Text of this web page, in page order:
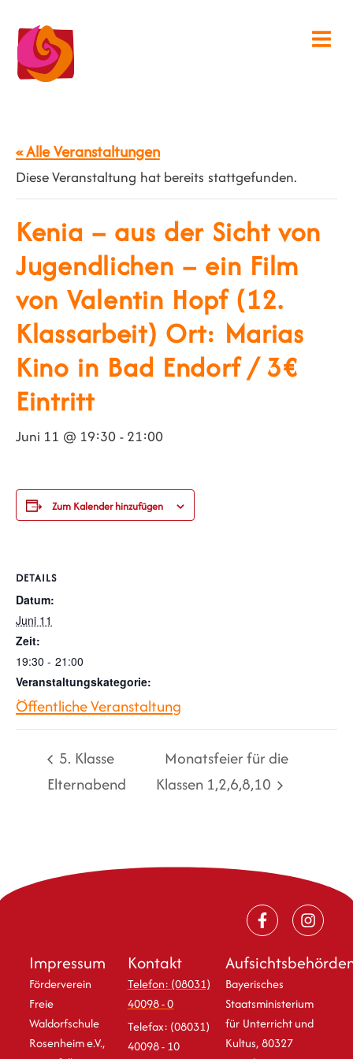
« Alle Veranstaltungen
Diese Veranstaltung hat bereits stattgefunden.
Kenia – aus der Sicht von
Jugendlichen – ein Film
von Valentin Hopf (12.
Klassarbeit) Ort: Marias
Kino in Bad Endorf / 3€
Eintritt
Juni 11 @ 19:30 - 21:00
Zum Kalender hinzufügen
DETAILS
Datum:
Juni 11
Zeit:
19:30 - 21:00
Veranstaltungskategorie:
Öffentliche Veranstaltung
5. Klasse
Elternabend
Monatsfeier für die
Klassen 1,2,6,8,10
Impressum
Förderverein
Freie
Waldorfschule
Rosenheim e.V.,
Kontakt
Telefon: (08031)
40098 - 0
Telefax: (08031)
40098 - 10
Bayerisches
Staatsministerium
für Unterricht und
Kultus, 80327